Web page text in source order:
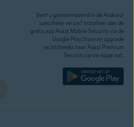
Bent u geïnteresseerd in de Android-
specifieke versie? Installeer dan de
gratis app Avast Mobile Security via de
Google Play Store en upgrade
rechtstreeks naar Avast Premium
Security op uw apparaat.